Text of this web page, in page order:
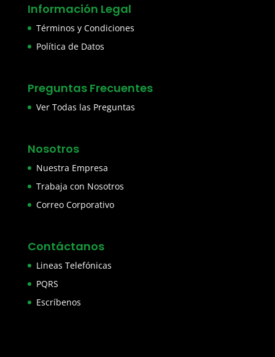
Información Legal
Términos y Condiciones
Política de Datos
Preguntas Frecuentes
Ver Todas las Preguntas
Nosotros
Nuestra Empresa
Trabaja con Nosotros
Correo Corporativo
Contáctanos
Lineas Telefónicas
PQRS
Escríbenos